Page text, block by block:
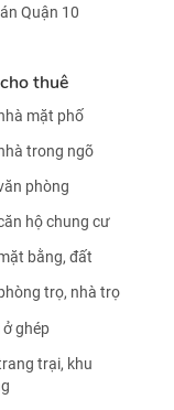
Quận 10
thuê
mặt phố
trong ngõ
phòng
hộ chung cư
bằng, đất
trọ, nhà trọ
ghép
trại, khu